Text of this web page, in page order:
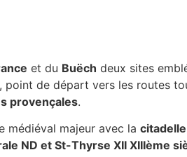
et du Buëch deux sites
de départ vers les routes
provençales.
médiéval majeur avec la
ND et St-Thyrse XII XIIIème